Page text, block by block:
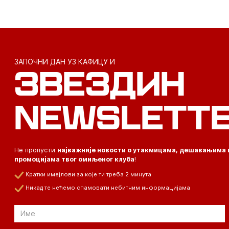
ЗАПОЧНИ ДАН УЗ КАФИЦУ И
ЗВЕЗДИН
Не пропусти најважније новости о утакмицама, дешавањима
промоцијама твог омиљеног клуба!
Кратки имејлови за које ти треба 2 минута
Никад те нећемо спамовати небитним информацијама
Email